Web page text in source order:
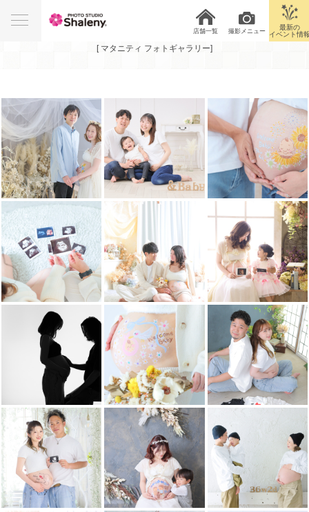
店舗一覧 撮影メニュー
最新の
イベント情
Photo Gallery
[ マタニティ フォトギャラリー]